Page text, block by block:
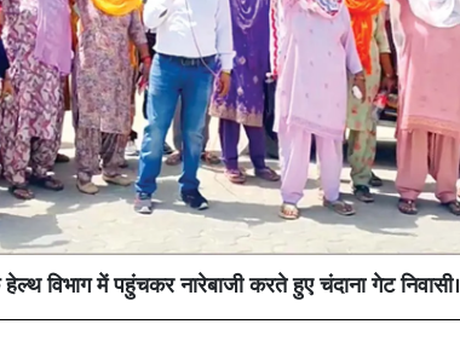
विभाग में पहुंचकर नारेबाजी करते हुए चंदाना गेट निवासी।